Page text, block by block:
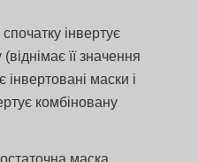
інвертує
її значення
маски і
комбіновану
маска